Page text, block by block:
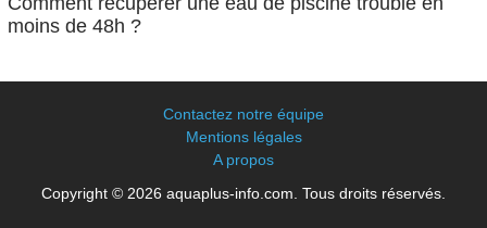
moins de 48h ?
Contactez notre équipe
Mentions légales
A propos
Copyright © 2026 aquaplus-info.com. Tous droits réservés.